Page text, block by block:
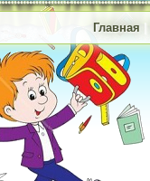
Главная